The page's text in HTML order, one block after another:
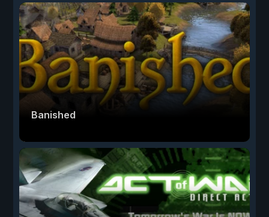
Banished